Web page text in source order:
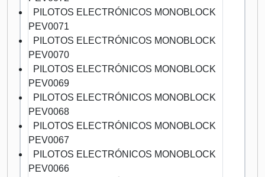
PILOTOS ELECTRÓNICOS MONOBLOCK
PEV0071
PILOTOS ELECTRÓNICOS MONOBLOCK
PEV0070
PILOTOS ELECTRÓNICOS MONOBLOCK
PEV0069
PILOTOS ELECTRÓNICOS MONOBLOCK
PEV0068
PILOTOS ELECTRÓNICOS MONOBLOCK
PEV0067
PILOTOS ELECTRÓNICOS MONOBLOCK
PEV0066